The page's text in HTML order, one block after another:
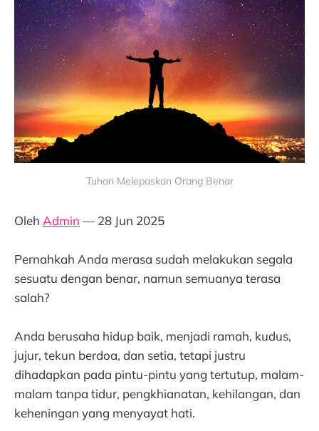
Tuhan Melepaskan Orang Benar
Oleh Admin — 28 Jun 2025
Pernahkah Anda merasa sudah melakukan segala
sesuatu dengan benar, namun semuanya terasa
salah?
Anda berusaha hidup baik, menjadi ramah, kudus,
jujur, tekun berdoa, dan setia, tetapi justru
dihadapkan pada pintu-pintu yang tertutup, malam-
malam tanpa tidur, pengkhianatan, kehilangan, dan
keheningan yang menyayat hati.